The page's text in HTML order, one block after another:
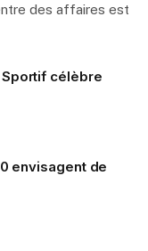
des affaires est
célèbre
envisagent de